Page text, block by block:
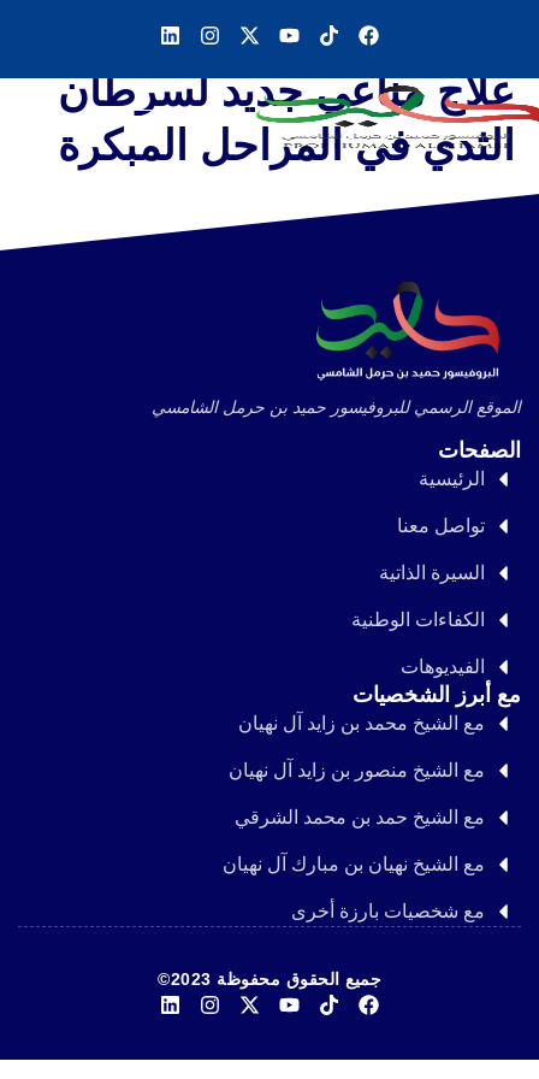
علاج مناعي جديد لسرطان
الثدي في المراحل المبكرة
الموقع الرسمي للبروفيسور حميد بن حرمل الشامسي
الصفحات
الرئيسية
تواصل معنا
السيرة الذاتية
الكفاءات الوطنية
الفيديوهات
مع أبرز الشخصيات
مع الشيخ محمد بن زايد آل نهيان
مع الشيخ منصور بن زايد آل نهيان
مع الشيخ حمد بن محمد الشرقي
مع الشيخ نهيان بن مبارك آل نهيان
مع شخصيات بارزة أخرى
جميع الحقوق محفوظة 2023©